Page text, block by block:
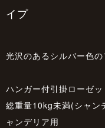
イプ
光沢のあるシルバー色
ハンガー付引掛ローゼ
総重量10kg未満(シャン
ャンデリア用